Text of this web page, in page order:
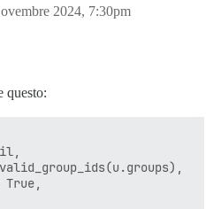
2024, 7:30pm
questo:
True,